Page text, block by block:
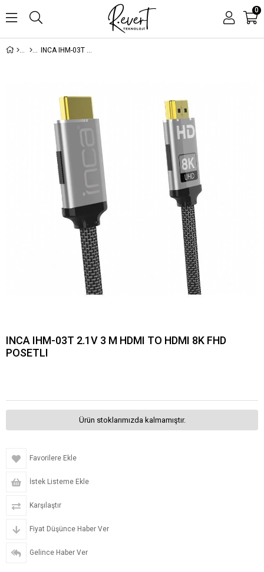
0
INCA IHM-03T 2.1V 3 M HDMI TO HDMI 8K FHD POSETLI
INCA IHM-03T 2.1V 3 M HDMI TO HDMI 8K FHD
POSETLI
Ürün stoklarımızda kalmamıştır.
Favorilere Ekle
İstek Listeme Ekle
Karşılaştır
Fiyat Düşünce Haber Ver
Gelince Haber Ver